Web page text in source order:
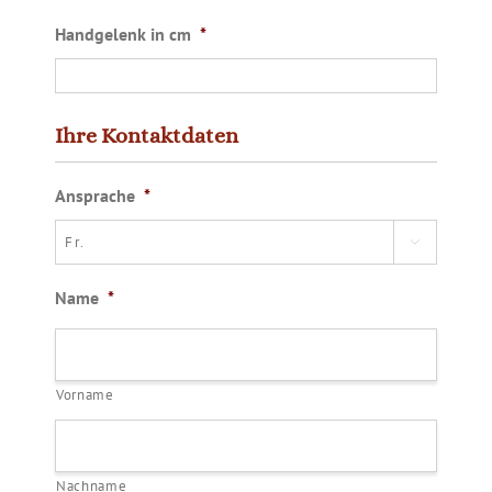
Handgelenk in cm *
Ihre Kontaktdaten
Ansprache *

Name *
Vorname
Nachname